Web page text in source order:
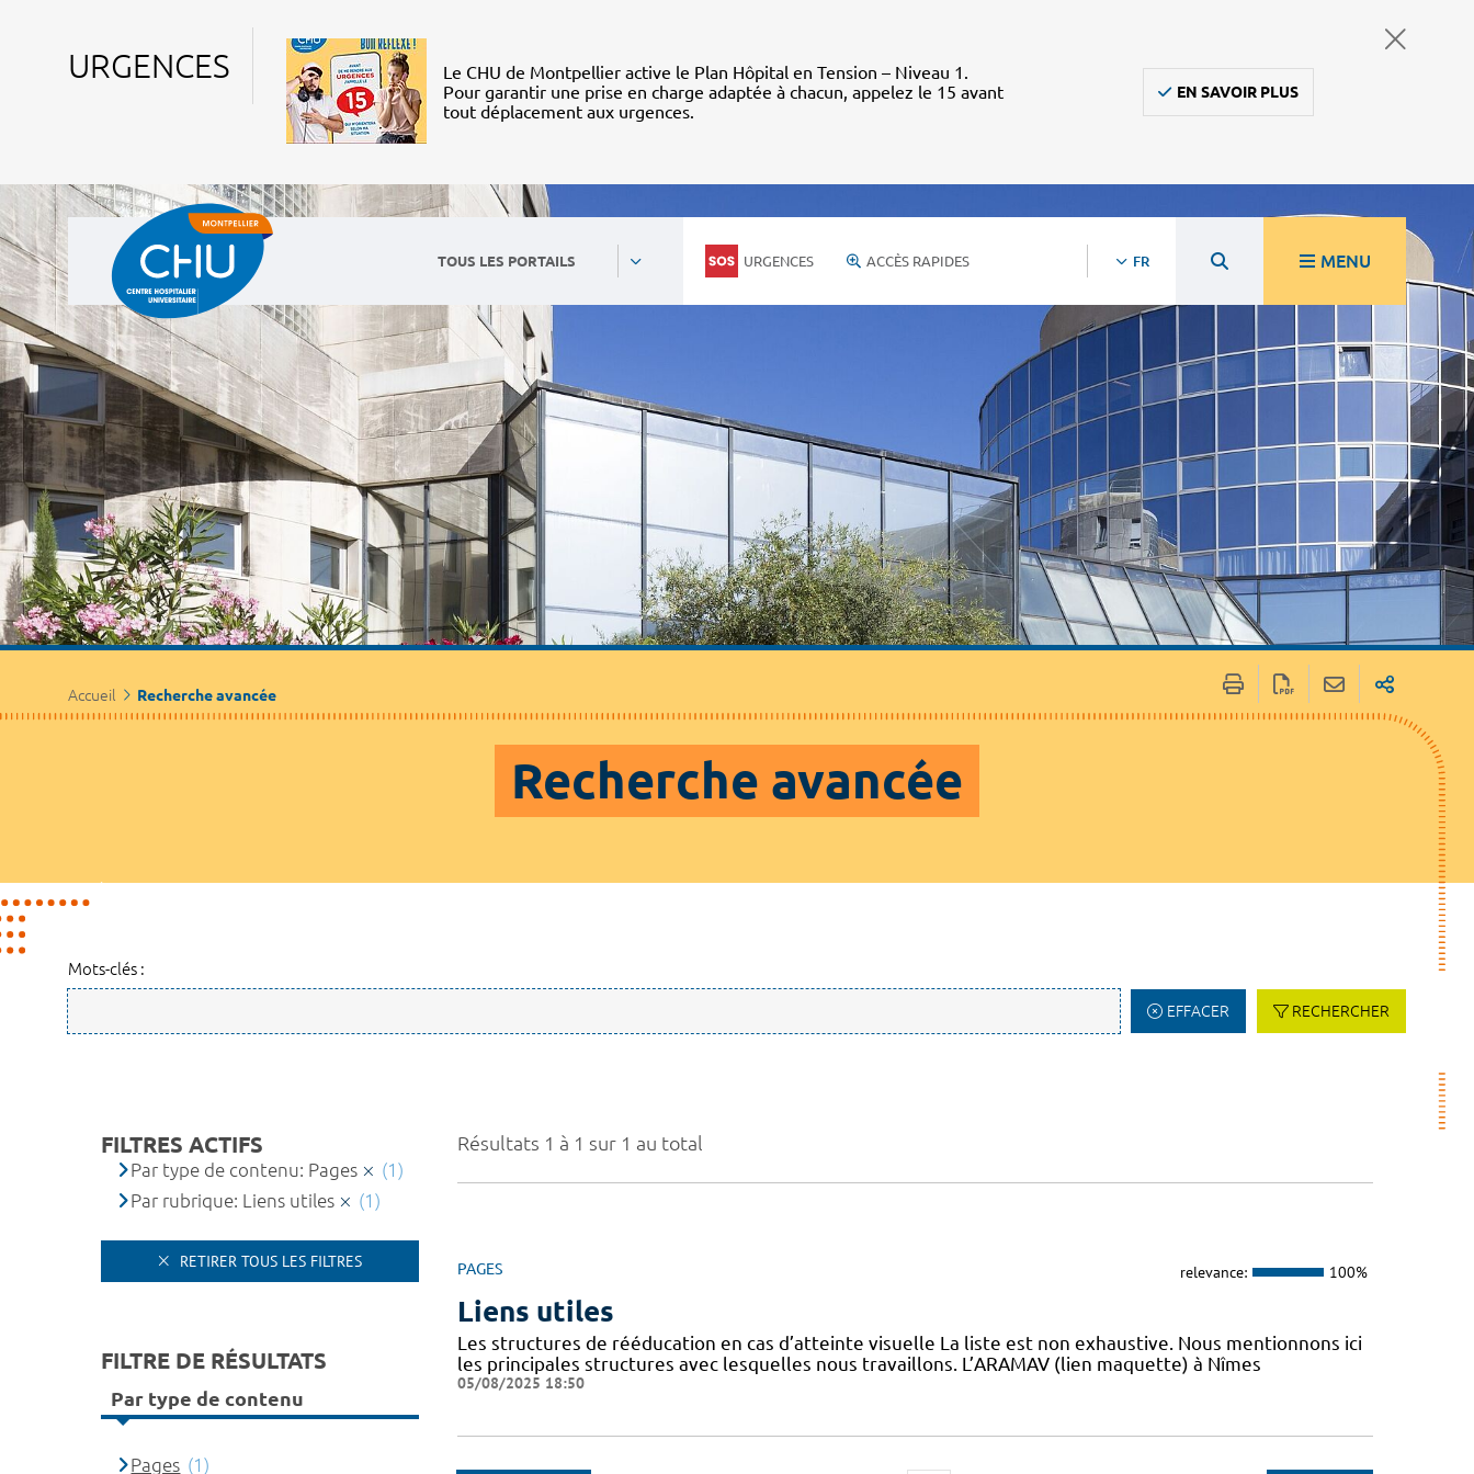
URGENCES
Le CHU de Montpellier active le Plan Hôpital en Tension – Niveau 1.
Pour garantir une prise en charge adaptée à chacun, appelez le 15 avant
tout déplacement aux urgences.
EN SAVOIR PLUS
TOUS LES PORTAILS URGENCES ACCÈS RAPIDES FR MENU
Accueil Recherche avancée
Recherche avancée
Mots-clés :
EFFACER RECHERCHER
Résultats 1 à 1 sur 1 au total
PAGES relevance: 100%
Liens utiles
Les structures de rééducation en cas d’atteinte visuelle La liste est non exhaustive. Nous mentionnons ici
les principales structures avec lesquelles nous travaillons. L’ARAMAV (lien maquette) à Nîmes
05/08/2025 18:50
FILTRES ACTIFS
Par type de contenu: Pages
(1)
Par rubrique: Liens utiles
(1)
RETIRER TOUS LES FILTRES
FILTRE DE RÉSULTATS
Par type de contenu
Pages (1)